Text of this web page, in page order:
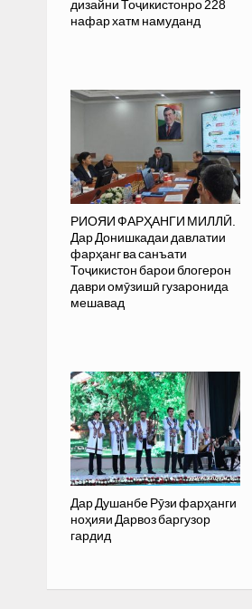
дизайни Тоҷикистонро 228
нафар хатм намуданд
РИОЯИ ФАРҲАНГИ МИЛЛӢ.
Дар Донишкадаи давлатии
фарҳанг ва санъати
Тоҷикистон барои блогерон
даври омӯзишӣ гузаронида
мешавад
Дар Душанбе Рӯзи фарҳанги
ноҳияи Дарвоз баргузор
гардид